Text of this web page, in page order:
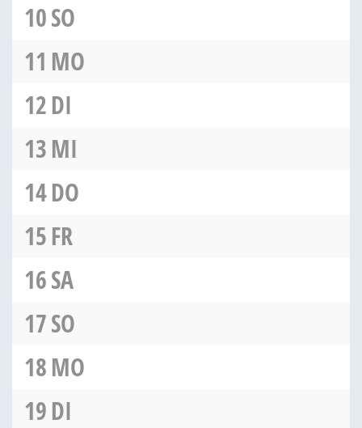
10SO
11 MO
12DI
13MI
14DO
15FR
16SA
17SO
18MO
19DI